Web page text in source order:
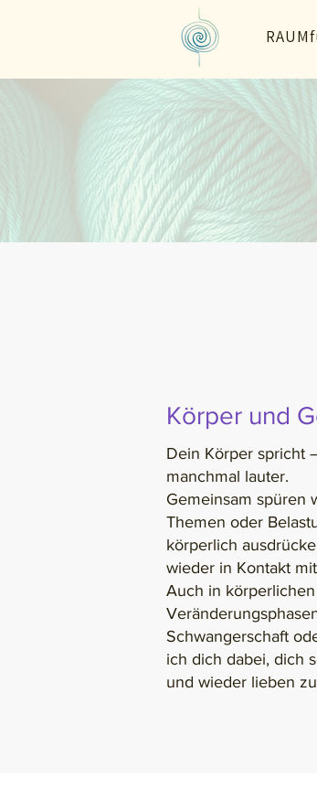
Körper und
Dein Körper spricht
manchmal lauter.
Gemeinsam spüren
Themen oder
körperlich
wieder in Kontakt
Auch in körperlichen
Schwangerschaft
ich dich dabei, dich
und wieder lieben